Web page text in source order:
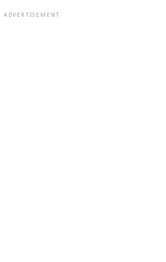
ADVERTISEMENT